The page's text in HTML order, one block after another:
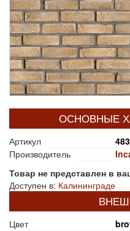
ОСНОВНЫЕ
Артикул
Производитель
Товар не представлен в
Доступен в: Калининграде
Цвет